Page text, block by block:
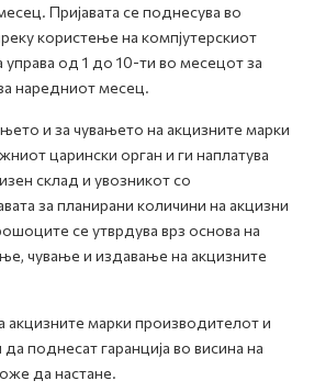
Пријавата се поднесува во
користење на компјутерскиот
управа од 1 до 10-ти во месецот за
наредниот месец.
и за чувањето на акцизните марки
царински орган и ги наплатува
склад и увозникот со
за планирани количини на акцизни
се утврдува врз основа на
чување и издавање на акцизните
марки производителот и
поднесат гаранција во висина на
да настане.